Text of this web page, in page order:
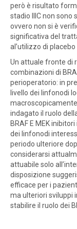
però è risultato
stadio IIIC non sono
ovvero non si è
significativa del
al’utilizzo di
Un attuale fronte di
combinazioni di
perioperatorio: in
livello dei linfonodi
indagato il ruolo
BRAF E MEK
dei linfonodi
periodo ulteriore
considerarsi
attuabile solo
disposizione
efficace per i
ma ulteriori sviluppi
stabilire il ruolo dei